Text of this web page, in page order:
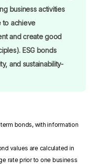
business activities
to achieve
and create good
ESG bonds
and sustainability-
bonds, with information
values are calculated in
rate prior to one business